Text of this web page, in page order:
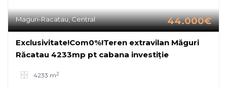
Maguri-Racatau, Central 44.000€
Exclusivitate!Com0%!Teren extravilan Măguri
Răcatau 4233mp pt cabana investiție
4233 m2